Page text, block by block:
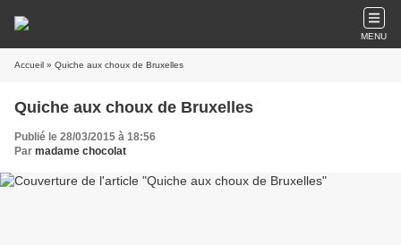
MENU
Accueil » Quiche aux choux de Bruxelles
Quiche aux choux de Bruxelles
Publié le 28/03/2015 à 18:56
Par madame chocolat